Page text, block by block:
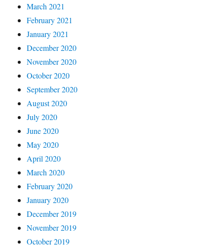
March 2021
February 2021
January 2021
December 2020
November 2020
October 2020
September 2020
August 2020
July 2020
June 2020
May 2020
April 2020
March 2020
February 2020
January 2020
December 2019
November 2019
October 2019